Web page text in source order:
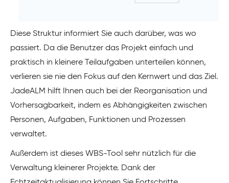
Diese Struktur informiert Sie auch darüber, was wo
passiert. Da die Benutzer das Projekt einfach und
praktisch in kleinere Teilaufgaben unterteilen können,
verlieren sie nie den Fokus auf den Kernwert und das Ziel.
JadeALM hilft Ihnen auch bei der Reorganisation und
Vorhersagbarkeit, indem es Abhängigkeiten zwischen
Personen, Aufgaben, Funktionen und Prozessen
verwaltet.
Außerdem ist dieses WBS-Tool sehr nützlich für die
Verwaltung kleinerer Projekte. Dank der